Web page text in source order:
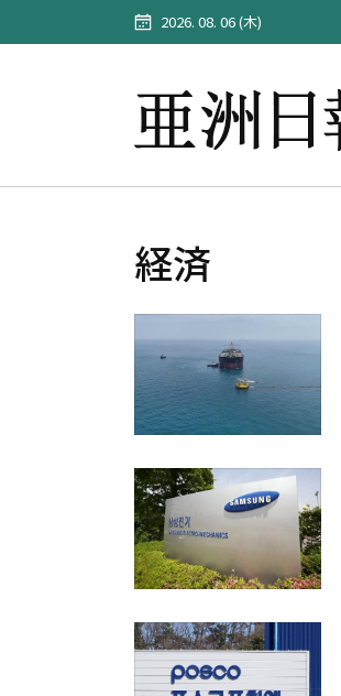
2026. 08. 06 (木)
経済